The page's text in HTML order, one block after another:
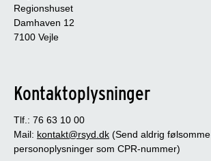
Regionshuset
Damhaven 12
7100 Vejle
Kontaktoplysninger
Tlf.: 76 63 10 00
Mail: kontakt@rsyd.dk (Send aldrig følsomme
personoplysninger som CPR-nummer)